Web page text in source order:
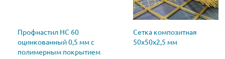
Профнастил НС 60
оцинкованный 0,5 мм с
полимерным покрытием
Сетка композитная
50х50х2,5 мм